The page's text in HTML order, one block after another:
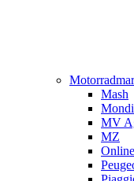
Mash
MV
MZ
Online